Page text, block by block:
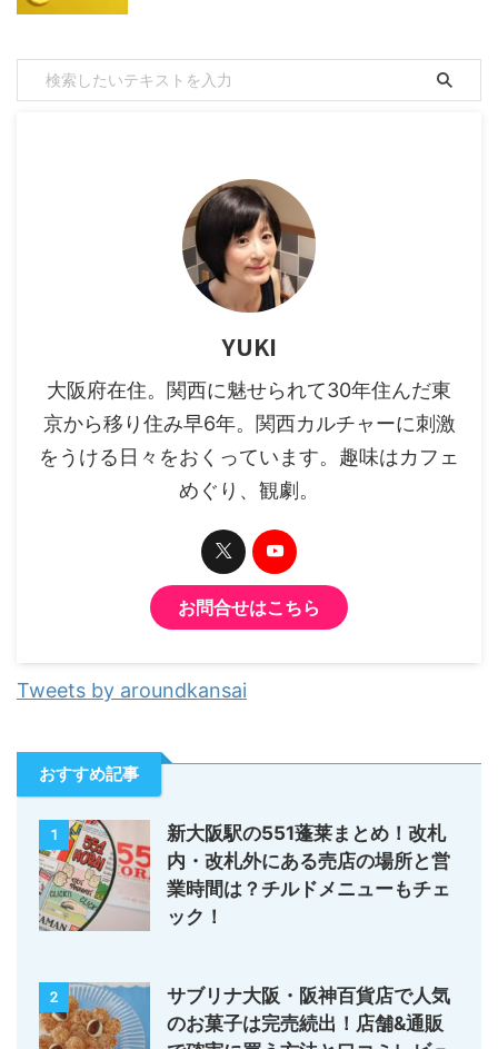
YUKI
大阪府在住。関西に魅せられて30年住んだ東
京から移り住み早6年。関西カルチャーに刺激
をうける日々をおくっています。趣味はカフェ
めぐり、観劇。
お問合せはこちら
Tweets by aroundkansai
おすすめ記事
1
新大阪駅の551蓬莱まとめ！改札
内・改札外にある売店の場所と営
業時間は？チルドメニューもチェ
ック！
2
サブリナ大阪・阪神百貨店で人気
のお菓子は完売続出！店舗&通販